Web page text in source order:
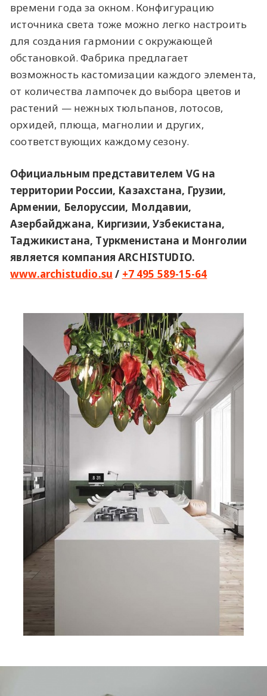
времени года за окном. Конфигурацию
источника света тоже можно легко настроить
для создания гармонии с окружающей
обстановкой. Фабрика предлагает
возможность кастомизации каждого элемента,
от количества лампочек до выбора цветов и
растений — нежных тюльпанов, лотосов,
орхидей, плюща, магнолии и других,
соответствующих каждому сезону.
Официальным представителем VG на
территории России, Казахстана, Грузии,
Армении, Белоруссии, Молдавии,
Азербайджана, Киргизии, Узбекистана,
Таджикистана, Туркменистана и Монголии
является компания ARCHISTUDIO.
www.archistudio.su / +7 495 589-15-64